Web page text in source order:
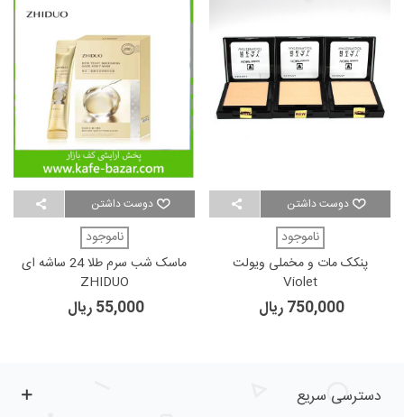
دوست داشتن
ناموجود
پنکک مات و مخملی ویولت
Violet
750,000 ریال
دوست داشتن
ناموجود
ماسک شب سرم طلا 24 ساشه ای
ZHIDUO
55,000 ریال
دسترسی سریع